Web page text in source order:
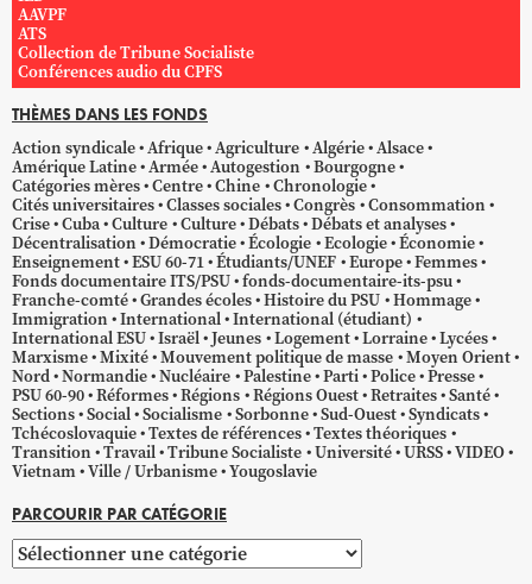
AAVPF
ATS
Collection de Tribune Socialiste
Conférences audio du CPFS
THÈMES DANS LES FONDS
Action syndicale Afrique Agriculture Algérie Alsace
Amérique Latine Armée Autogestion
Bourgogne
Catégories mères Centre Chine Chronologie
Cités universitaires Classes sociales Congrès Consommation
Crise Cuba Culture Culture Débats Débats et analyses
Décentralisation Démocratie Écologie Ecologie Économie
Enseignement ESU 60-71 Étudiants/UNEF Europe Femmes
Fonds documentaire ITS/PSU fonds-documentaire-its-psu
Franche-comté Grandes écoles Histoire du PSU Hommage
Immigration International International (étudiant)
International ESU Israël Jeunes Logement Lorraine Lycées
Marxisme Mixité Mouvement politique de masse Moyen Orient
Nord Normandie Nucléaire Palestine Parti Police Presse
PSU 60-90 Réformes Régions Régions Ouest Retraites Santé
Sections Social Socialisme Sorbonne Sud-Ouest Syndicats
Tchécoslovaquie Textes de références Textes théoriques
Transition Travail Tribune Socialiste Université URSS VIDEO
Vietnam Ville / Urbanisme Yougoslavie
PARCOURIR PAR CATÉGORIE
Parcourir
par